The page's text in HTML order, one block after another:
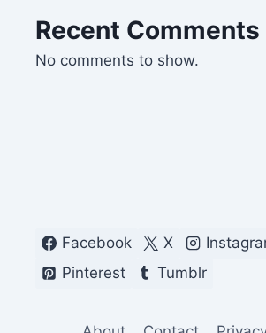
Recent Comments
No comments to show.
Facebook X
Pinterest
Tumblr